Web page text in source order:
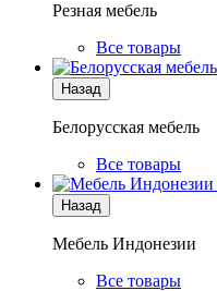
Резная мебель
Все товары
Назад
Белорусская мебель
Все товары
Назад
Мебель Индонезии
Все товары